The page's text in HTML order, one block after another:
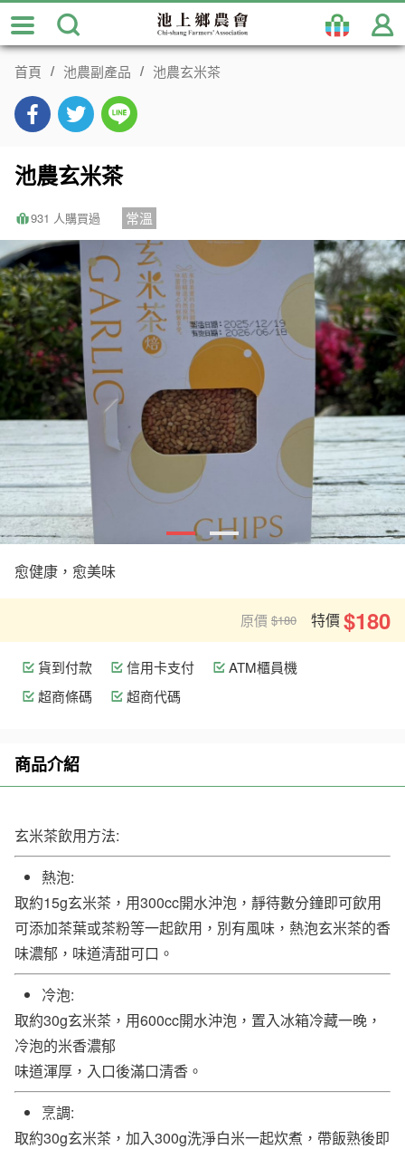
跳
到
主
首頁 池農副產品 池農玄米茶
池農玄米茶
931 人購買過 常溫
愈健康，愈美味
原價 $180 特價$180
貨到付款 信用卡支付
ATM櫃員機
超商條碼
超商代碼
商品介紹
玄米茶飲用方法:
熱泡:
取約15g玄米茶，用300cc開水沖泡，靜待數分鐘即可飲用
可添加茶葉或茶粉等一起飲用，別有風味，熱泡玄米茶的香
味濃郁，味道清甜可口。
冷泡:
取約30g玄米茶，用600cc開水沖泡，置入冰箱冷藏一晚，
冷泡的米香濃郁
味道渾厚，入口後滿口清香。
烹調:
取約30g玄米茶，加入300g洗淨白米一起炊煮，帶飯熟後即